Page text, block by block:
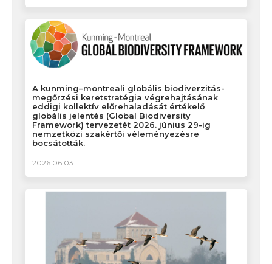
A kunming–montreali globális biodiverzitás-
megőrzési keretstratégia végrehajtásának
eddigi kollektív előrehaladását értékelő
globális jelentés (Global Biodiversity
Framework) tervezetét 2026. június 29-ig
nemzetközi szakértői véleményezésre
bocsátották.
2026.06.03.